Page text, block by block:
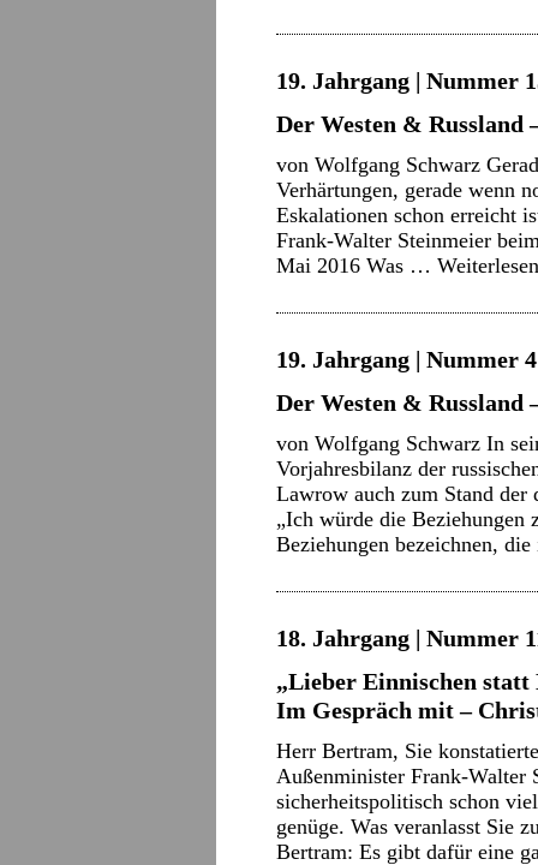
19. Jahrgang | Nummer
Der Westen & Russland
von Wolfgang Schwarz
Verhärtungen, gerade wenn
Eskalationen schon erreicht
Frank-Walter Steinmeier
Mai 2016 Was …
19. Jahrgang | Nummer
Der Westen & Russland
von Wolfgang Schwarz In
Vorjahresbilanz der
Lawrow auch zum Stand der
„Ich würde die Beziehungen
Beziehungen bezeichnen,
18. Jahrgang | Nummer
„Lieber Einnischen statt
Im Gespräch mit –
Herr Bertram, Sie
Außenminister Frank-Walter
sicherheitspolitisch schon
genüge. Was veranlasst Sie
Bertram: Es gibt dafür eine